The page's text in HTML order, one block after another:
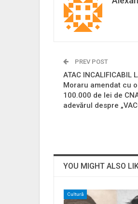
PREV POST
ATAC INCALIFICABIL
Moraru amendat cu
100.000 de lei de
adevărul despre
YOU MIGHT ALSO
Cultură